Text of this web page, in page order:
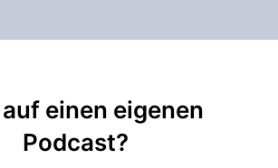
einen eigenen
Podcast?